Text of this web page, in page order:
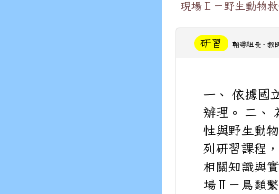
現場Ⅱ－野生動物
研習 輔導組長- 教
一、 依據國
辦理。 二、
性與野生動
列研習課程
相關知識與
場Ⅱ－鳥類